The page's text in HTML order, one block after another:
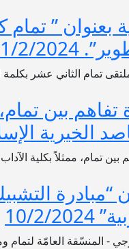
بعنوان ”
2/2024
تمام الثاني عشر
تفاهم بين
الإسلامية
بين تمام، ممثلاً بكلية
“مبادرة
2024
- المنسّقة العامّة